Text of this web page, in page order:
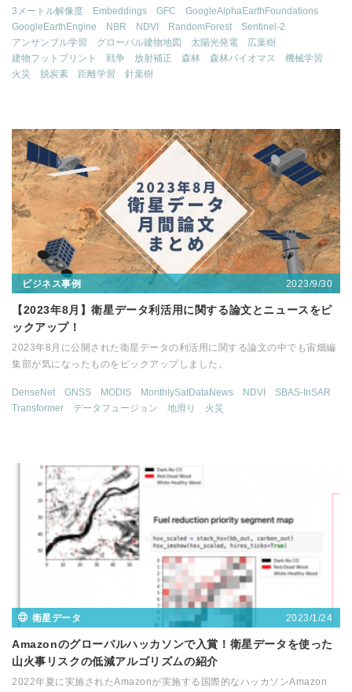
3メートル解像度 Embeddings GFC
GoogleAlphaEarthFoundations
GoogleEarthEngine
NBR NDVI RandomForest
Sentinel-2
アンサンブル学習
グローバル建物地図 太陽光発電
広葉樹
建物フットプリント
戦争 放射補正 森林 森林バイオマス
機械学習
火災
脱炭素 距離学習 針葉樹
ビジネス事例 2023/9/30
【2023年8月】衛星データ利活用に関する論文とニュースをピ
ックアップ！
2023年8月に公開された衛星データの利活用に関する論文の中でも宙畑編
集部が気になったものをピックアップしました。
DenseNet GNSS MODIS MonthlySatDataNews NDVI
SBAS-InSAR
Transformer
データフュージョン 地滑り 火災
衛星データ 2023/1/24
Amazonのグローバルハッカソンで入賞！衛星データを使った
山火事リスクの低減アルゴリズムの紹介
2022年夏に実施されたAmazonが実施する国際的なハッカソンAmazon